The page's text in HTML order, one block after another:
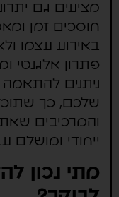
מציעים גם
חוסכים זמן
באירוע עצמו
פתרון אלגנטי
ניתנים להתאמה
שלכם, כך
והמרכיבים
ייחודי ומושלם
מתי נכון